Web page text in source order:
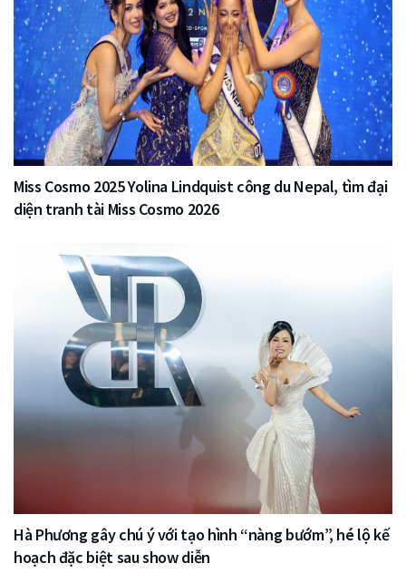
Miss Cosmo 2025 Yolina Lindquist công du Nepal, tìm đại
diện tranh tài Miss Cosmo 2026
Hà Phương gây chú ý với tạo hình “nàng bướm”, hé lộ kế
hoạch đặc biệt sau show diễn